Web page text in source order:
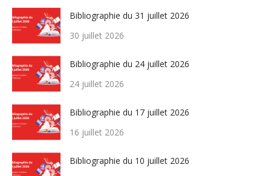
Bibliographie du 31 juillet 2026
30 juillet 2026
Bibliographie du 24 juillet 2026
24 juillet 2026
Bibliographie du 17 juillet 2026
16 juillet 2026
Bibliographie du 10 juillet 2026